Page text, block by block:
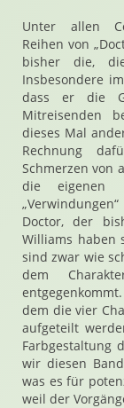
Unter allen
Reihen von
bisher die,
Insbesondere
dass er die
Mitreisenden
dieses Mal
Rechnung
Schmerzen von
die eigenen
Doctor, der
Williams haben
sind zwar wie
dem
dem die vier
aufgeteilt
Farbgestaltung
wir diesen
was es für
weil der